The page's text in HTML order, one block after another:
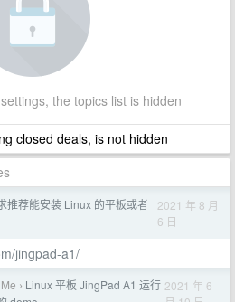
the topics list is hidden
closed deals, is not hidden
推荐能安装 Linux 的平板或者
2021 年 8 月
6 日
jingpad-a1/
› Linux 平板 JingPad A1 运行 2021 年 6